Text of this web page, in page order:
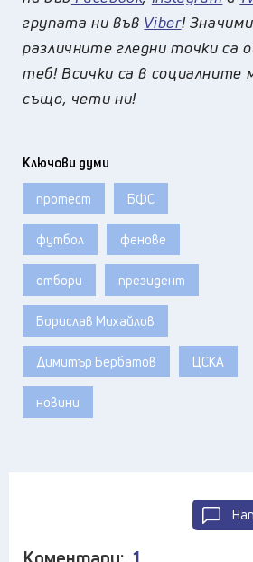
групата ни във Viber!
различните гледни точки са
теб! Всички са в социалните
също, чети ни!
Ключови думи
протест БФС
футбол фенове
отбори президент
Борислав Михайлов
Димитър Бербатов ЦСКА
новини